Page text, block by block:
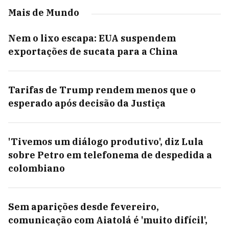
Mais de Mundo
Nem o lixo escapa: EUA suspendem
exportações de sucata para a China
Tarifas de Trump rendem menos que o
esperado após decisão da Justiça
'Tivemos um diálogo produtivo', diz Lula
sobre Petro em telefonema de despedida a
colombiano
Sem aparições desde fevereiro,
comunicação com Aiatolá é 'muito difícil',